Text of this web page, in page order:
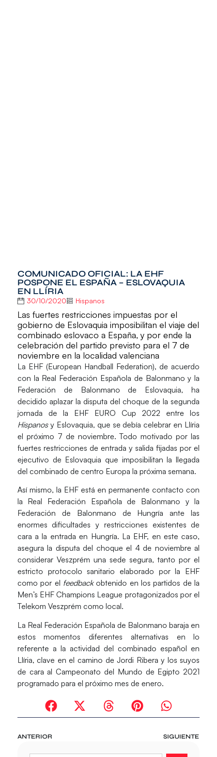
COMUNICADO OFICIAL: LA EHF
POSPONE EL ESPAÑA – ESLOVAQUIA
EN LLÍRIA
30/10/2020 Hispanos
Las fuertes restricciones impuestas por el
gobierno de Eslovaquia imposibilitan el viaje del
combinado eslovaco a España, y por ende la
celebración del partido previsto para el 7 de
noviembre en la localidad valenciana
La EHF(European Handball Federation), de acuerdo
con la Real Federación Española de Balonmano y la
Federación de Balonmano de Eslovaquia, ha
decidido aplazarla disputa delchoque de la segunda
jornada de la EHF EURO Cup 2022 entre los
Hispanos y Eslovaquia, que se debía celebrar en Llíria
el próximo 7 de noviembre. Todo motivado por las
fuertes restricciones de entrada y salida fijadas por el
ejecutivo de Eslovaquia que imposibilitan la llegada
del combinado de centro Europa la próxima semana.
Así mismo, la EHF está en permanente contacto con
la Real Federación Española de Balonmano y la
Federación de Balonmano de Hungría ante las
enormes dificultades y restricciones existentes de
cara a la entrada en Hungría. La EHF, en este caso,
asegura la disputa del choque el 4 de noviembre al
considerar Veszprém una sede segura, tanto por el
estricto protocolo sanitario elaborado por la EHF
como por el feedbackobtenido en los partidos de la
Men’s EHF Champions League protagonizados por el
Telekom Veszprém como local.
La Real Federación Española de Balonmano baraja en
estos momentos diferentes alternativas en lo
referente a la actividad del combinado español en
Llíria, clave en el camino de Jordi Ribera y los suyos
de cara al Campeonato del Mundo de Egipto 2021
programado para el próximo mes de enero.
ANTERIOR SIGUIENTE